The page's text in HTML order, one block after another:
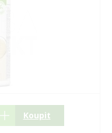
Koupit